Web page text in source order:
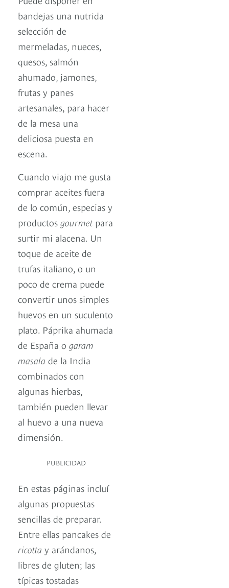
bandejas una nutrida
selección de
mermeladas, nueces,
quesos, salmón
ahumado, jamones,
frutas y panes
artesanales, para hacer
de la mesa una
deliciosa puesta en
escena.
Cuando viajo me gusta
comprar aceites fuera
de lo común, especias y
productos gourmet para
surtir mi alacena. Un
toque de aceite de
trufas italiano, o un
poco de crema puede
convertir unos simples
huevos en un suculento
plato. Páprika ahumada
de España o garam
masala de la India
combinados con
algunas hierbas,
también pueden llevar
al huevo a una nueva
dimensión.
PUBLICIDAD
En estas páginas incluí
algunas propuestas
sencillas de preparar.
Entre ellas pancakes de
ricotta y arándanos,
libres de gluten; las
típicas tostadas